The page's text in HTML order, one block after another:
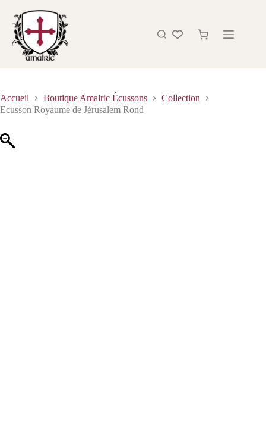
Accueil Boutique Amalric Écussons
Collection
Ecusson Royaume de Jérusalem Rond